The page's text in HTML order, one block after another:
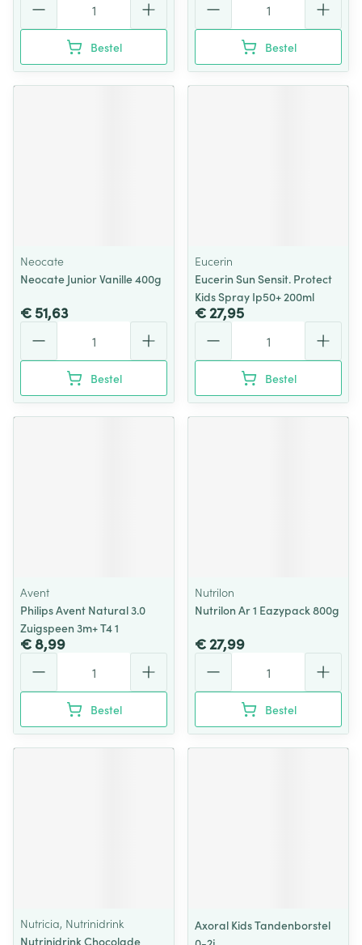
Bestel Bestel
Neocate
Neocate Junior Vanille 400g
€ 51,63
Bestel
Eucerin
Eucerin Sun Sensit. Protect
Kids Spray Ip50+ 200ml
€ 27,95
Bestel
Avent
Philips Avent Natural 3.0
Zuigspeen 3m+ T4 1
€ 8,99
Bestel
Nutrilon
Nutrilon Ar 1 Eazypack 800g
€ 27,99
Bestel
Nutricia, Nutrinidrink
Nutrinidrink Chocolade
Axoral Kids Tandenborstel